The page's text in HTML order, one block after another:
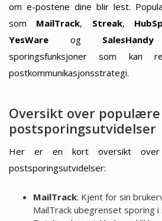
om e-postene dine blir lest.
som MailTrack, Streak,
YesWare og SalesHandy
sporingsfunksjoner som kan
postkommunikasjonsstrategi.
Oversikt over populære
postsporingsutvidelser
Her er en kort oversikt
postsporingsutvidelser:
MailTrack: Kjent for sin
MailTrack ubegrenset sporing